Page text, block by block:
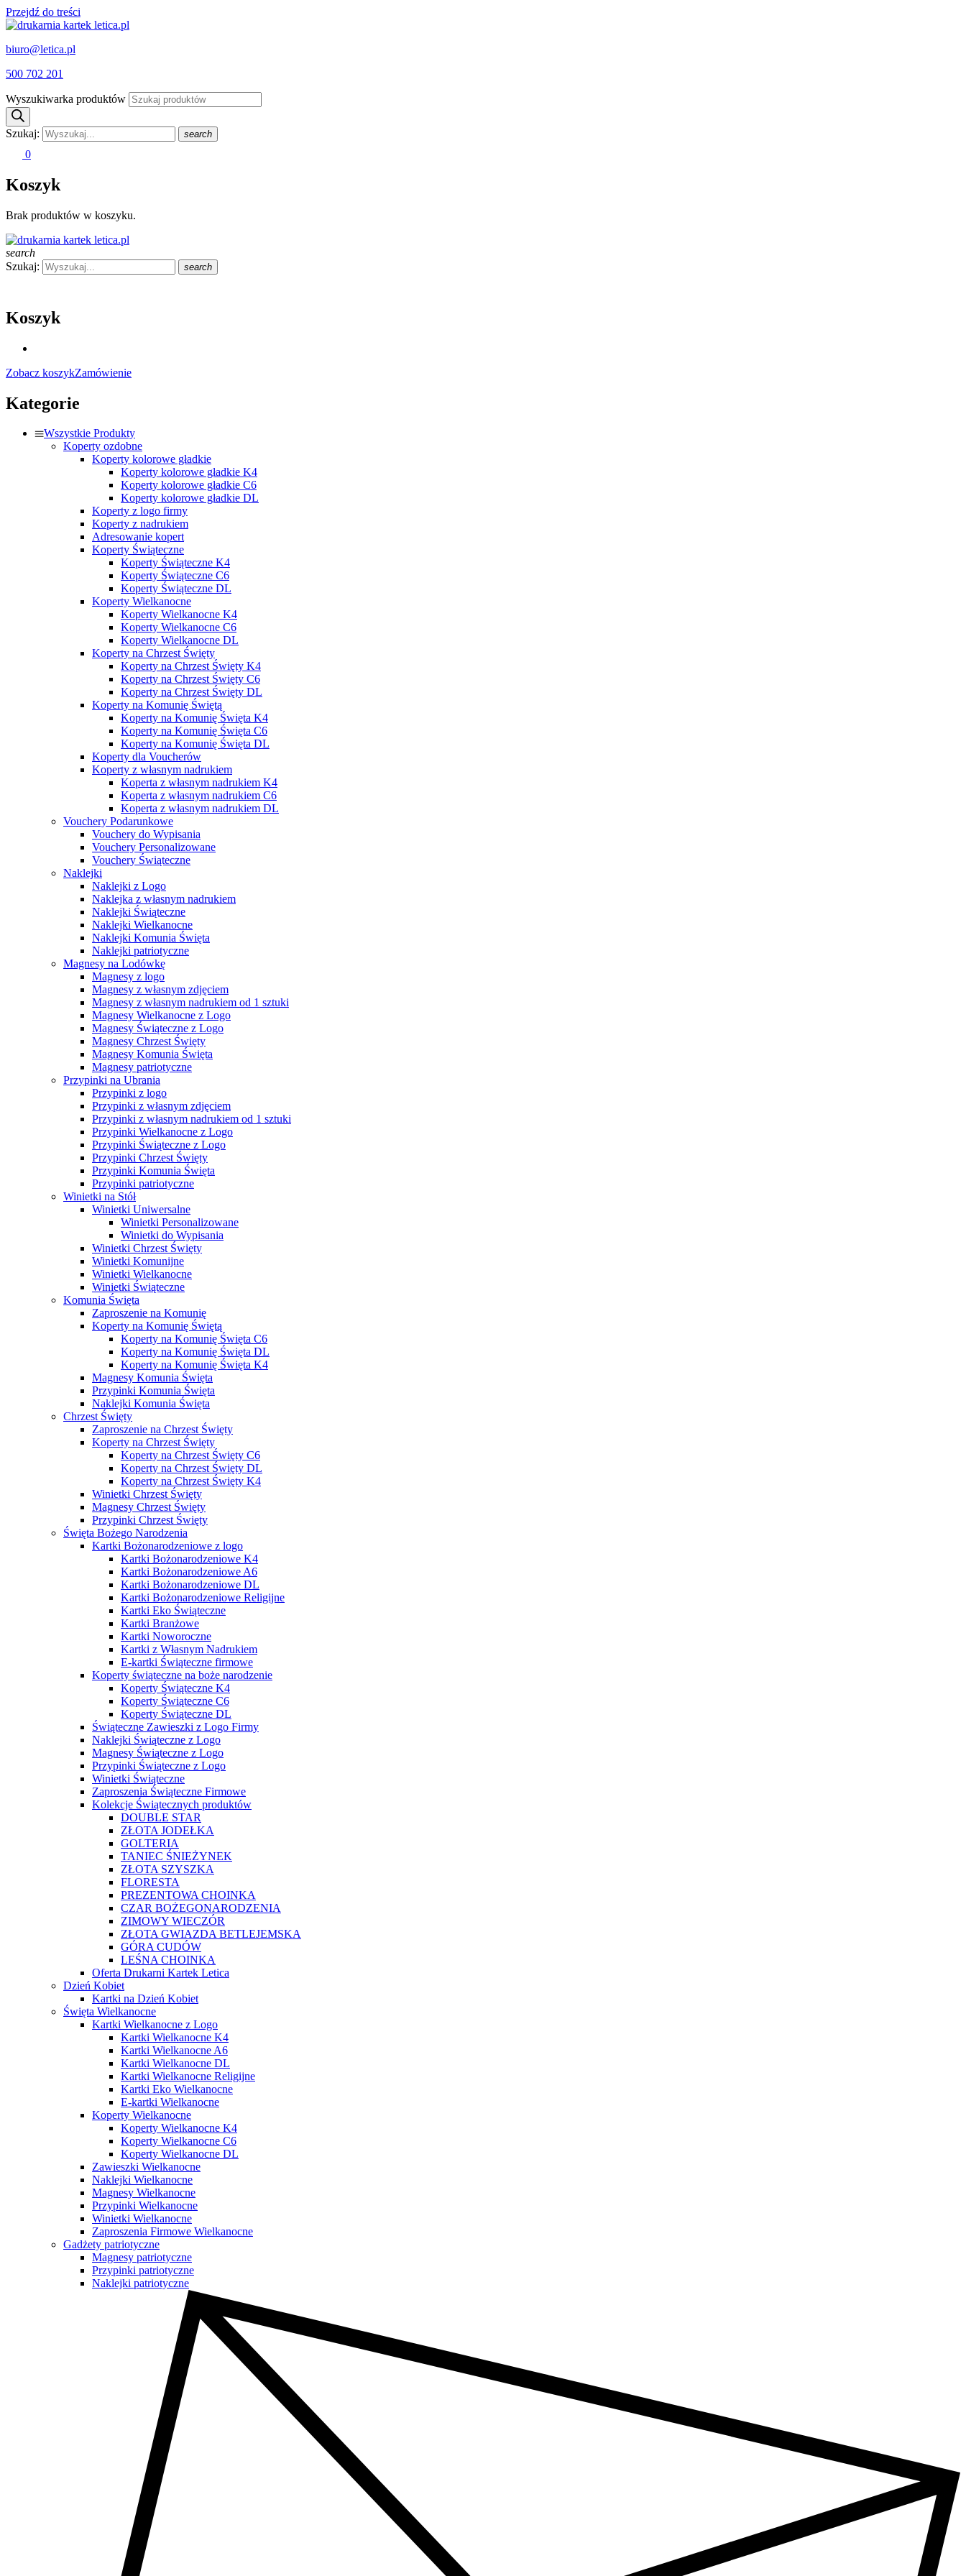
Przejdź do treści
biuro@letica.pl
500 702 201
Wyszukiwarka produktów
Szukaj: search
0
Koszyk
Brak produktów w koszyku.
search
Szukaj:
search
Koszyk
Zobacz koszykZamówienie
Kategorie
Wszystkie Produkty
Koperty ozdobne
Koperty kolorowe gładkie
Koperty kolorowe gładkie K4
Koperty kolorowe gładkie C6
Koperty kolorowe gładkie DL
Koperty z logo firmy
Koperty z nadrukiem
Adresowanie kopert
Koperty Świąteczne
Koperty Świąteczne K4
Koperty Świąteczne C6
Koperty Świąteczne DL
Koperty Wielkanocne
Koperty Wielkanocne K4
Koperty Wielkanocne C6
Koperty Wielkanocne DL
Koperty na Chrzest Święty
Koperty na Chrzest Święty K4
Koperty na Chrzest Święty C6
Koperty na Chrzest Święty DL
Koperty na Komunię Świętą
Koperty na Komunię Święta K4
Koperty na Komunię Święta C6
Koperty na Komunię Święta DL
Koperty dla Voucherów
Koperty z własnym nadrukiem
Koperta z własnym nadrukiem K4
Koperta z własnym nadrukiem C6
Koperta z własnym nadrukiem DL
Vouchery Podarunkowe
Vouchery do Wypisania
Vouchery Personalizowane
Vouchery Świąteczne
Naklejki
Naklejki z Logo
Naklejka z własnym nadrukiem
Naklejki Świąteczne
Naklejki Wielkanocne
Naklejki Komunia Święta
Naklejki patriotyczne
Magnesy na Lodówkę
Magnesy z logo
Magnesy z własnym zdjęciem
Magnesy z własnym nadrukiem od 1 sztuki
Magnesy Wielkanocne z Logo
Magnesy Świąteczne z Logo
Magnesy Chrzest Święty
Magnesy Komunia Święta
Magnesy patriotyczne
Przypinki na Ubrania
Przypinki z logo
Przypinki z własnym zdjęciem
Przypinki z własnym nadrukiem od 1 sztuki
Przypinki Wielkanocne z Logo
Przypinki Świąteczne z Logo
Przypinki Chrzest Święty
Przypinki Komunia Święta
Przypinki patriotyczne
Winietki na Stół
Winietki Uniwersalne
Winietki Personalizowane
Winietki do Wypisania
Winietki Chrzest Święty
Winietki Komunijne
Winietki Wielkanocne
Winietki Świąteczne
Komunia Święta
Zaproszenie na Komunię
Koperty na Komunię Świętą
Koperty na Komunię Święta C6
Koperty na Komunię Święta DL
Koperty na Komunię Święta K4
Magnesy Komunia Święta
Przypinki Komunia Święta
Naklejki Komunia Święta
Chrzest Święty
Zaproszenie na Chrzest Święty
Koperty na Chrzest Święty
Koperty na Chrzest Święty C6
Koperty na Chrzest Święty DL
Koperty na Chrzest Święty K4
Winietki Chrzest Święty
Magnesy Chrzest Święty
Przypinki Chrzest Święty
Święta Bożego Narodzenia
Kartki Bożonarodzeniowe z logo
Kartki Bożonarodzeniowe K4
Kartki Bożonarodzeniowe A6
Kartki Bożonarodzeniowe DL
Kartki Bożonarodzeniowe Religijne
Kartki Eko Świąteczne
Kartki Branżowe
Kartki Noworoczne
Kartki z Własnym Nadrukiem
E-kartki Świąteczne firmowe
Koperty świąteczne na boże narodzenie
Koperty Świąteczne K4
Koperty Świąteczne C6
Koperty Świąteczne DL
Świąteczne Zawieszki z Logo Firmy
Naklejki Świąteczne z Logo
Magnesy Świąteczne z Logo
Przypinki Świąteczne z Logo
Winietki Świąteczne
Zaproszenia Świąteczne Firmowe
Kolekcje Świątecznych produktów
DOUBLE STAR
ZŁOTA JODEŁKA
GOLTERIA
TANIEC ŚNIEŻYNEK
ZŁOTA SZYSZKA
FLORESTA
PREZENTOWA CHOINKA
CZAR BOŻEGONARODZENIA
ZIMOWY WIECZÓR
ZŁOTA GWIAZDA BETLEJEMSKA
GÓRA CUDÓW
LEŚNA CHOINKA
Oferta Drukarni Kartek Letica
Dzień Kobiet
Kartki na Dzień Kobiet
Święta Wielkanocne
Kartki Wielkanocne z Logo
Kartki Wielkanocne K4
Kartki Wielkanocne A6
Kartki Wielkanocne DL
Kartki Wielkanocne Religijne
Kartki Eko Wielkanocne
E-kartki Wielkanocne
Koperty Wielkanocne
Koperty Wielkanocne K4
Koperty Wielkanocne C6
Koperty Wielkanocne DL
Zawieszki Wielkanocne
Naklejki Wielkanocne
Magnesy Wielkanocne
Przypinki Wielkanocne
Winietki Wielkanocne
Zaproszenia Firmowe Wielkanocne
Gadżety patriotyczne
Magnesy patriotyczne
Przypinki patriotyczne
Naklejki patriotyczne